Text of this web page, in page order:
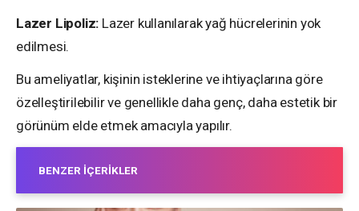
Lazer Lipoliz: Lazer kullanılarak yağ hücrelerinin yok
edilmesi.
Bu ameliyatlar, kişinin isteklerine ve ihtiyaçlarına göre
özelleştirilebilir ve genellikle daha genç, daha estetik bir
görünüm elde etmek amacıyla yapılır.
BENZER İÇERIKLER